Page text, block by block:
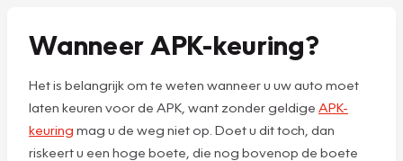
Wanneer APK-keuring?
Het is belangrijk om te weten wanneer u uw auto moet
laten keuren voor de APK, want zonder geldige APK-
keuring mag u de weg niet op. Doet u dit toch, dan
riskeert u een hoge boete, die nog bovenop de boete